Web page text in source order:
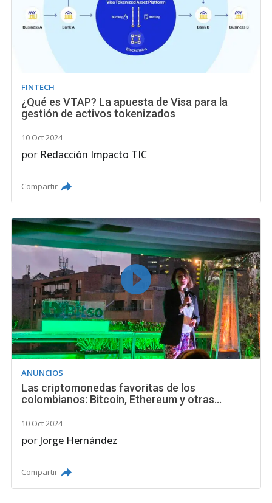
FINTECH
¿Qué es VTAP? La apuesta de Visa para la
gestión de activos tokenizados
10 Oct 2024
por Redacción Impacto TIC
Compartir
ANUNCIOS
Las criptomonedas favoritas de los
colombianos: Bitcoin, Ethereum y otras…
10 Oct 2024
por Jorge Hernández
Compartir